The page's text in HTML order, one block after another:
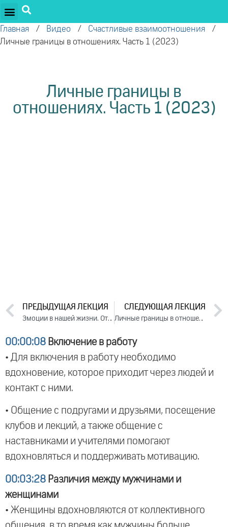
Главная / Видео / Счастливые взаимоотношения /
Личные границы в отношениях. Часть 1 (2023)
Личные границы в
отношениях. Часть 1 (2023)
ПРЕДЫДУЩАЯ ЛЕКЦИЯ
Эмоции в нашей жизни. Ответы на вопросы, 2023
СЛЕДУЮЩАЯ ЛЕКЦИЯ
Личные границы в отношениях. Часть 2 (2023)
00:00:08 Включение в работу
• Для включения в работу необходимо
вдохновение, которое приходит через людей и
контакт с ними.
• Общение с подругами и друзьями, посещение
клубов и лекций, а также общение с
наставниками и учителями помогают
вдохновляться и поддерживать мотивацию.
00:03:28 Различия между мужчинами и
женщинами
• Женщины вдохновляются от коллективного